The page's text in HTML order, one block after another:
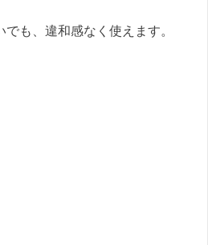
も、違和感なく使えます。